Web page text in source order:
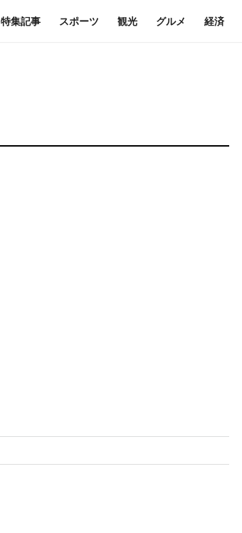
特集記事 スポーツ 観光 グルメ 経済